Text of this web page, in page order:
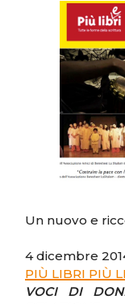
Un nuovo e
4 dicembre
PIÙ LIBRI PIÙ
VOCI DI